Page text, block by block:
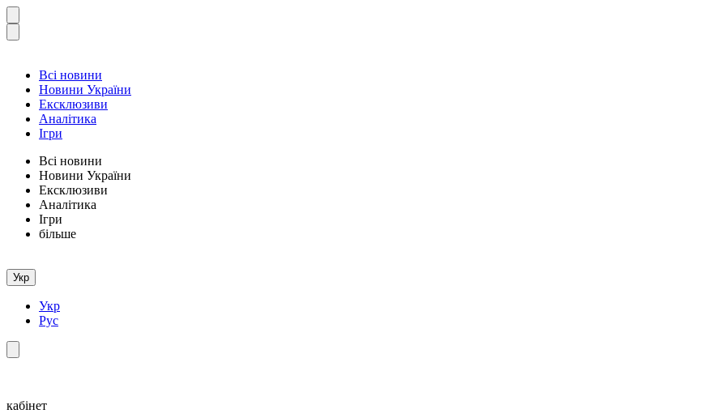
Всі новини
Новини України
Ексклюзиви
Аналітика
Ігри
Всі новини
Новини України
Ексклюзиви
Аналітика
Ігри
більше
Укр
Укр
Рус
кабінет